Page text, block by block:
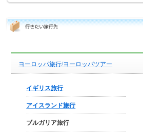
ヨーロッパ旅行/ヨーロッパツアー
イギリス旅行
アイスランド旅行
ブルガリア旅行